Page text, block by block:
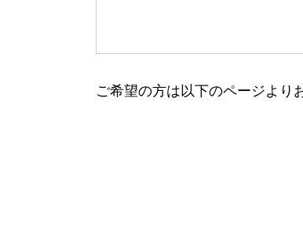
ご希望の方は以下のページより